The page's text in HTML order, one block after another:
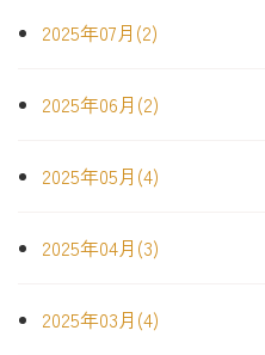
2025年07月(2)
2025年06月(2)
2025年05月(4)
2025年04月(3)
2025年03月(4)